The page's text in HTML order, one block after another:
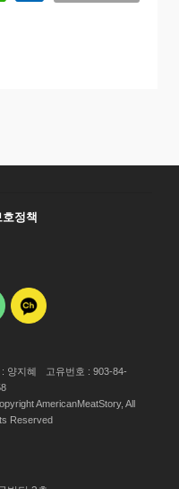
정책
양지혜
고유번호 : 903-84-
AmericanMeatStory, All
Reserved